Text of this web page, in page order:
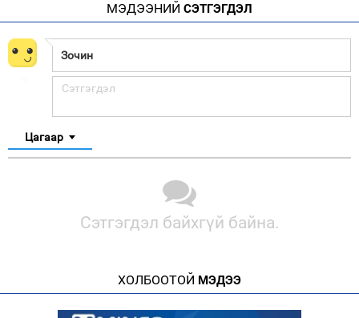
МЭДЭЭНИЙ СЭТГЭГДЭЛ
Цагаар
Сэтгэгдэл байхгүй байна.
ХОЛБООТОЙ МЭДЭЭ